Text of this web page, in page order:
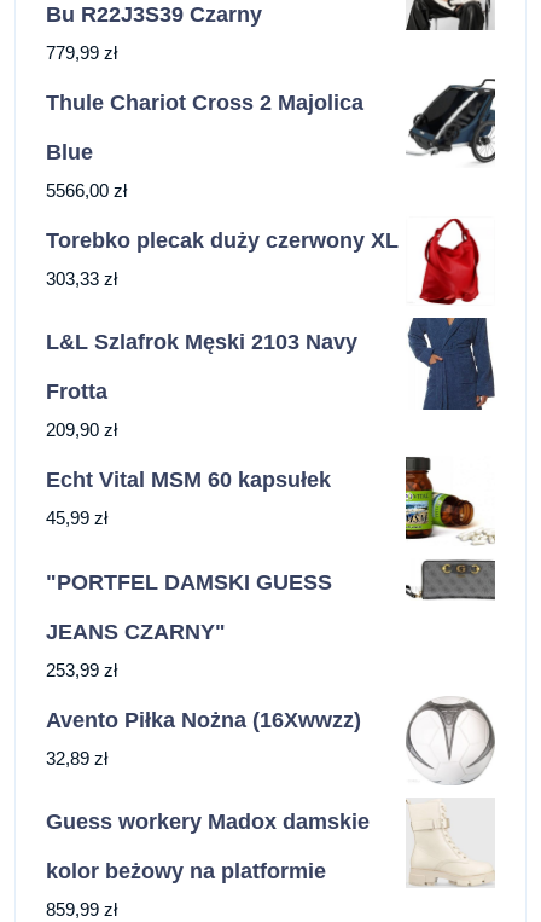
Bu R22J3S39 Czarny
779,99 zł
Thule Chariot Cross 2 Majolica
Blue
5566,00 zł
Torebko plecak duży czerwony XL
303,33 zł
L&L Szlafrok Męski 2103 Navy
Frotta
209,90 zł
Echt Vital MSM 60 kapsułek
45,99 zł
"PORTFEL DAMSKI GUESS
JEANS CZARNY"
253,99 zł
Avento Piłka Nożna (16Xwwzz)
32,89 zł
Guess workery Madox damskie
kolor beżowy na platformie
859,99 zł